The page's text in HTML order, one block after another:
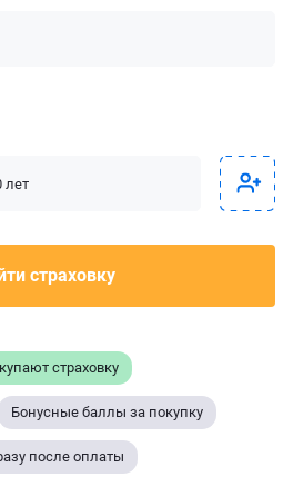
страховку
страховку
Бонусные баллы за покупку
после оплаты